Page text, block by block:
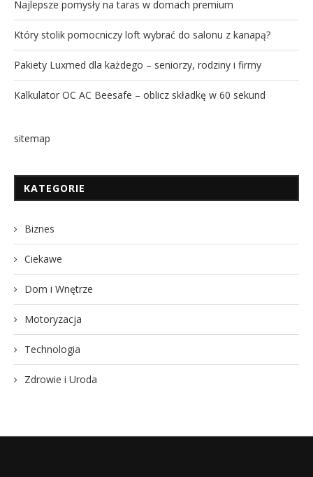
Najlepsze pomysły na taras w domach premium
Który stolik pomocniczy loft wybrać do salonu z kanapą?
Pakiety Luxmed dla każdego – seniorzy, rodziny i firmy
Kalkulator OC AC Beesafe – oblicz składkę w 60 sekund
sitemap
KATEGORIE
Biznes
Ciekawe
Dom i Wnętrze
Motoryzacja
Technologia
Zdrowie i Uroda